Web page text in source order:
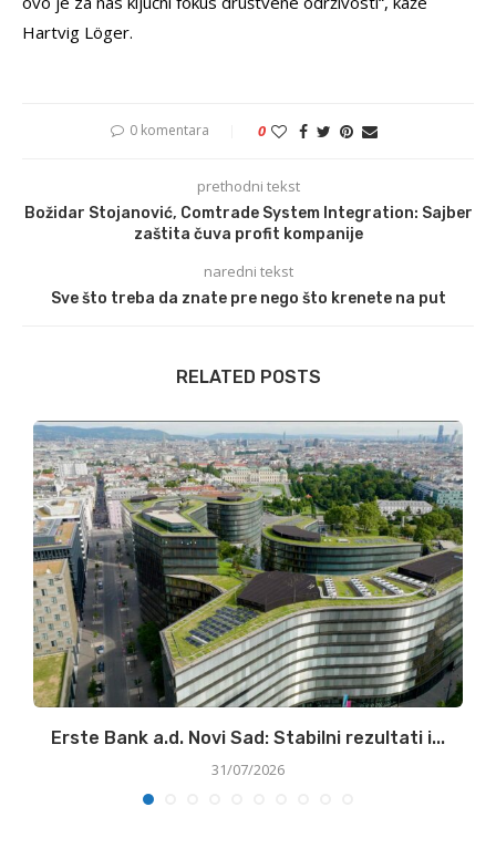
Hartvig Löger.
0 komentara 0
prethodni tekst
Božidar Stojanović, Comtrade System Integration: Sajber
zaštita čuva profit kompanije
naredni tekst
Sve što treba da znate pre nego što krenete na put
RELATED POSTS
Erste Bank a.d. Novi Sad: Stabilni rezultati i...
31/07/2026